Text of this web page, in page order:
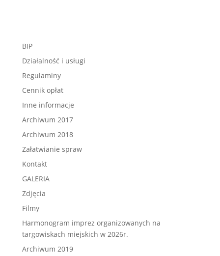
BIP
Działalność i usługi
Regulaminy
Cennik opłat
Inne informacje
Archiwum 2017
Archiwum 2018
Załatwianie spraw
Kontakt
GALERIA
Zdjęcia
Filmy
Harmonogram imprez organizowanych na
targowiskach miejskich w 2026r.
Archiwum 2019